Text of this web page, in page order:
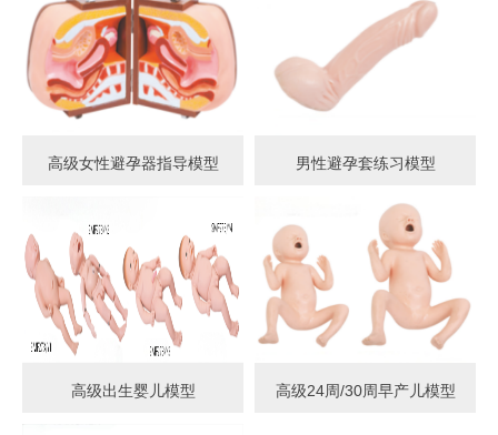
高级女性避孕器指导模型 男性避孕套练习模型
高级出生婴儿模型 高级24周/30周早产儿模型